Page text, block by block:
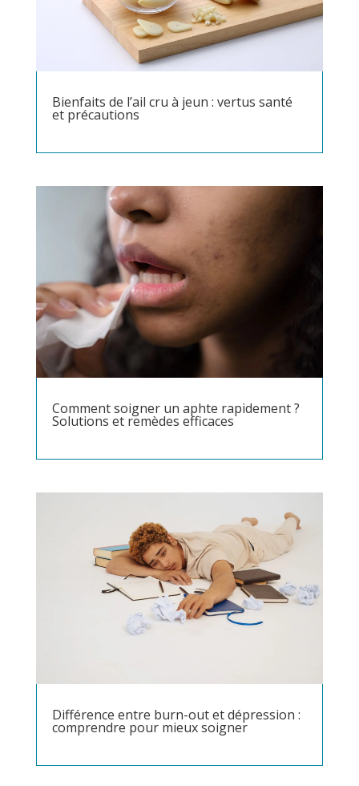
Bienfaits de l’ail cru à jeun : vertus santé
et précautions
Comment soigner un aphte rapidement ?
Solutions et remèdes efficaces
Différence entre burn-out et dépression :
comprendre pour mieux soigner